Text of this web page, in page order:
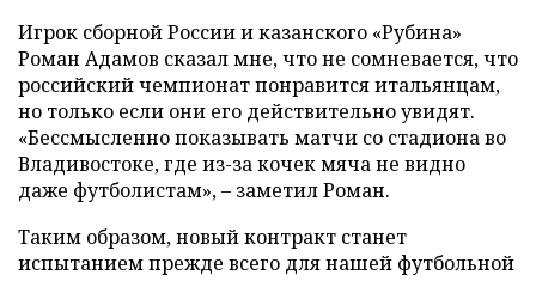
Игрок сборной России и казанского «Рубина»
Роман Адамов сказал мне, что не сомневается, что
российский чемпионат понравится итальянцам,
но только если они его действительно увидят.
«Бессмысленно показывать матчи со стадиона во
Владивостоке, где из-за кочек мяча не видно
даже футболистам», – заметил Роман.
Таким образом, новый контракт станет
испытанием прежде всего для нашей футбольной